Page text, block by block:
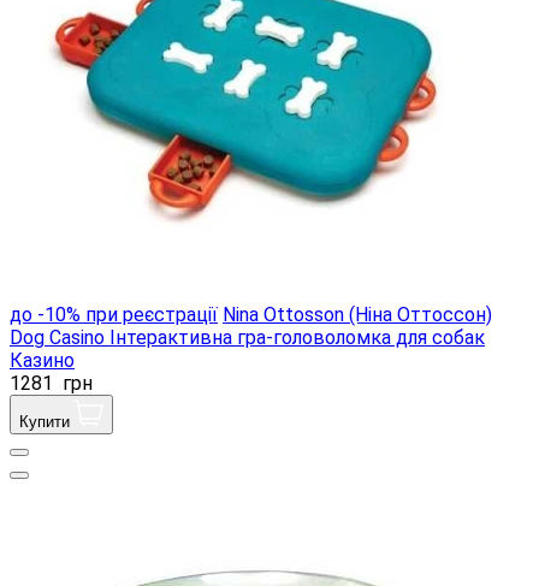
до -10% при реєстрації Nina Ottosson (Ніна Оттоссон)
Dog Casino Інтерактивна гра-головоломка для собак
Казино
1281 грн
Купити